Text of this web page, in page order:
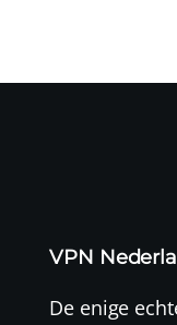
VPN
De enige